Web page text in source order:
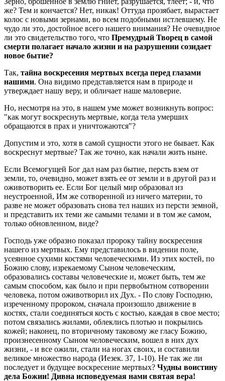
же? Тем и кончается? Нет, никак! Оттуда прозябает, вырастает
колос с новыми зернами, во всем подобными истлевшему. Не
чудо ли это, достойное всего нашего внимания? Не очевидное
ли это свидетельство того, что Премудрый Творец в самой
смерти полагает начало жизни и на разрушении созидает
новое бытие?
Так, тайна воскресения мертвых всегда перед глазами
нашими. Она видимо представляется нам в природе и
утверждает нашу веру, и обличает наше маловерие.
Но, несмотря на это, в нашем уме может возникнуть вопрос:
"как могут воскреснуть мертвые, когда тела умерших
обращаются в прах и уничтожаются"?
Допустим и это, хотя в самой сущности этого не бывает. Как
воскреснут мертвые? Так же точно, как начали жить ныне.
Если Всемогущей Бог дал нам раз бытие, персть взем от
земли, то, очевидно, может взять ее от земли и в другой раз и
оживотворить ее. Если Бог целый мир образовал из
неустроенной, Им же сотворенной из ничего материи, то
разве не может образовать снова тел наших из персти земной,
и представить их теми же самыми телами и в том же самом,
только обновленном, виде?
Господь уже образно показал пророку тайну воскресения
нашего из мертвых. Ему представилось в видении поле,
усеянное сухими костями человеческими. Из этих костей, по
Божию слову, изрекаемому Сыном человеческим,
образовались составы человеческие и, может быть, тем же
самым способом, как было и при первобытном сотворении
человека, потом оживотворил их Дух. - По слову Господню,
изреченному пророком, сначала произошло движение в
костях, стали соединяться кость с костью, каждая в свое место;
потом связались жилами, облеклись плотью и покрылись
кожей; наконец, по вторичному таковому же гласу Божию,
произнесенному Сыном человеческим, вошел в них дух
жизни, - и все ожили, стали на ногах своих, и составили
великое множество народа (Иезек. 37, 1-10). Не так же ли
последует и будущее воскресение мертвых? Чудны воистину
дела Божии! Дивна исповедуемая нами святая вера!